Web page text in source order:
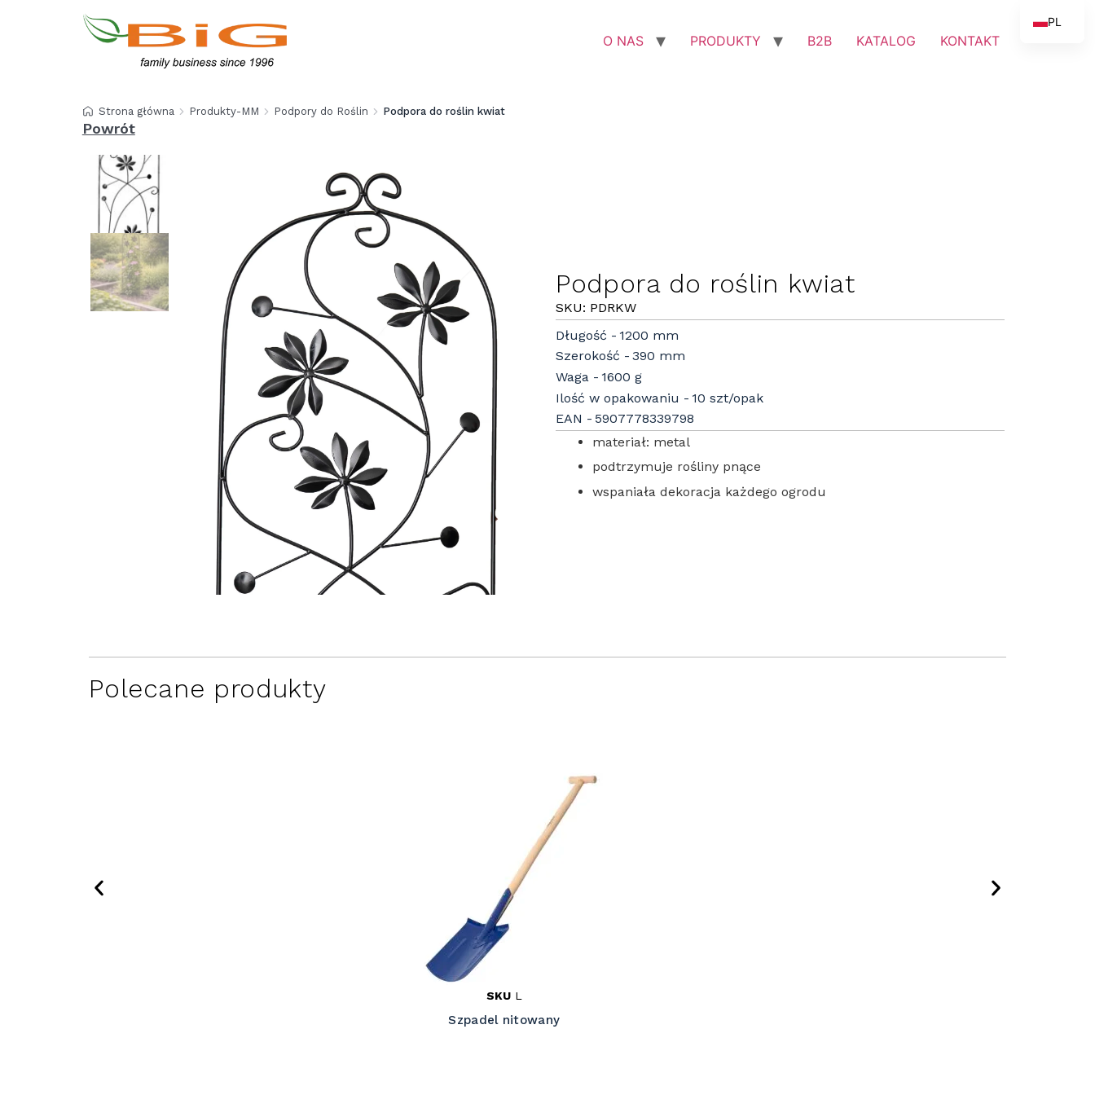
O NAS PRODUKTY B2B KATALOG KONTAKT
Strona główna Produkty-MM Podpory do Roślin Podpora do roślin kwiat
Powrót
Podpora do roślin kwiat
SKU: PDRKW
Długość
1200 mm
Szerokość
390 mm
Waga
1600 g
Ilość w opakowaniu
10 szt/opak
EAN
5907778339798
materiał: metal
podtrzymuje rośliny pnące
wspaniała dekoracja każdego ogrodu
Polecane produkty
Szpadel nitowany
SKU L
PL